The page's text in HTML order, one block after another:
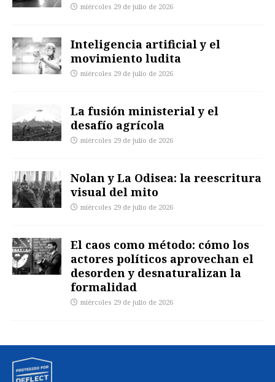
miércoles 29 de julio de 2026
Inteligencia artificial y el
movimiento ludita
miércoles 29 de julio de 2026
La fusión ministerial y el
desafío agrícola
miércoles 29 de julio de 2026
Nolan y La Odisea: la reescritura
visual del mito
miércoles 29 de julio de 2026
El caos como método: cómo los
actores políticos aprovechan el
desorden y desnaturalizan la
formalidad
miércoles 29 de julio de 2026